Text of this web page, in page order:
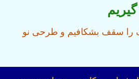
را سقف بشکافیم و طرحی نو